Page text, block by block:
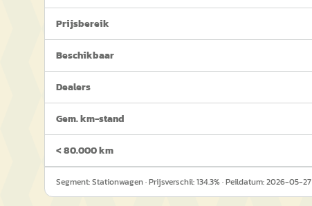
Prijsbereik
Beschikbaar
Dealers
Gem. km-stand
< 80.000 km
Segment:Stationwagen· Prijsverschil:134.3% · Peildatum:2026-05-27